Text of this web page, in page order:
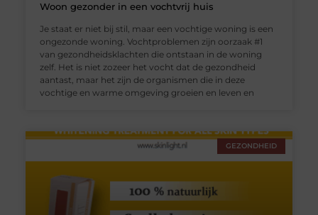
Woon gezonder in een vochtvrij huis
Je staat er niet bij stil, maar een vochtige woning is een
ongezonde woning. Vochtproblemen zijn oorzaak #1
van gezondheidsklachten die ontstaan in de woning
zelf. Het is niet zozeer het vocht dat de gezondheid
aantast, maar het zijn de organismen die in deze
vochtige en warme omgeving groeien en leven en
GEZONDHEID